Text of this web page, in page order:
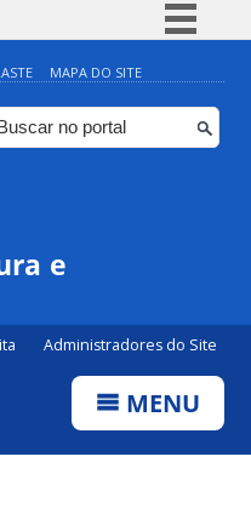
Simplifique!
Comunica BR
Participe
MAPA DO SITE
e
Administradores do Site
MENU